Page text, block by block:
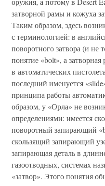
затворной рамы и кожуха
Таким образом, здесь
с терминологией: в
поворотного затвора (и не
понятие «bolt», а
в автоматических
последний именуется
принципа работы
образом, у «Орла» не
определениями: имеется
поворотный запирающий
скользящий запирающий
запирающая деталь в
газоотводных, системах
«затвор». Этого понятия